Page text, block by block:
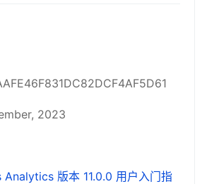
2023
Analytics 版本 11.0.0 用户入门指